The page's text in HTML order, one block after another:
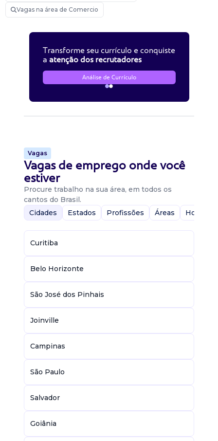
Vagas na área de Comercio
Transforme seu currículo e conquiste
a atenção dos recrutadores
Análise de Currículo
Vagas
Vagas de emprego onde você
estiver
Procure trabalho na sua área, em todos os
cantos do Brasil.
Cidades
Estados Profissões Áreas Home-
Curitiba
Belo Horizonte
São José dos Pinhais
Joinville
Campinas
São Paulo
Salvador
Goiânia